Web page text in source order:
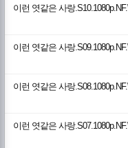
이런 엿같은 사랑
이런 엿같은 사랑
이런 엿같은 사랑
이런 엿같은 사랑